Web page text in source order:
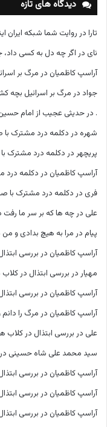
دیدگاه های تازه
تارا در روایت شما شبکه ایران
نای در اگر چه دل به کسی
آراسپ کاظمیان در مرگ بر
جواد در مرگ بر اسرائیل بچه
. درحدیثی عجیب از امام
شهره در دکلمه درد مشترک با
پریچهر در دکلمه درد مشترک
آراسپ کاظمیان در دکلمه درد
فری در دکلمه درد مشترک با
علی درچه ها که بر سر ما رفت
پیام درمرا به هیچ بدادی و
آراسپ کاظمیان در بررسی
مهیار در بررسی ابتذال در
آراسپ کاظمیان در بررسی
آراسپ کاظمیان در مرگ را
علی دربررسی ابتذال در کلاب
سید محمد علی شاه حسینی در
آراسپ کاظمیان در بررسی
آراسپ کاظمیان در بررسی
آراسپ کاظمیان در بررسی